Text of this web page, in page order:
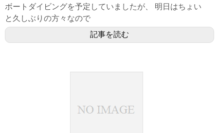
ボートダイビングを予定していましたが、 明日はちょい
と久しぶりの方々なので
記事を読む